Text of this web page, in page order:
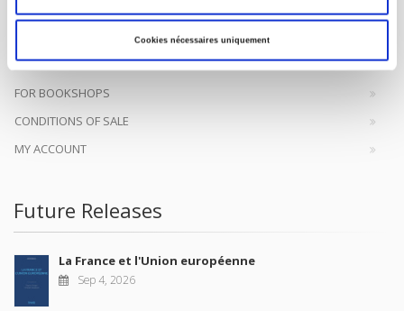
Cookies nécessaires uniquement
FOREIGN RIGHTS
FOR BOOKSHOPS
CONDITIONS OF SALE
MY ACCOUNT
Future Releases
La France et l'Union européenne
Sep 4, 2026